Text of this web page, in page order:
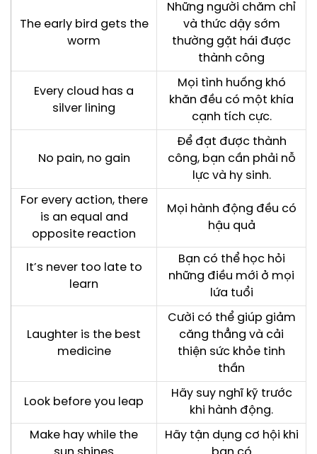
The early bird gets the
worm
Những người chăm chỉ
và thức dậy sớm
thường gặt hái được
thành công
Every cloud has a
silver lining
Mọi tình huống khó
khăn đều có một khía
cạnh tích cực.
No pain, no gain
Để đạt được thành
công, bạn cần phải nỗ
lực và hy sinh.
For every action, there
is an equal and
opposite reaction
Mọi hành động đều có
hậu quả
It’s never too late to
learn
Bạn có thể học hỏi
những điều mới ở mọi
lứa tuổi
Laughter is the best
medicine
Cười có thể giúp giảm
căng thẳng và cải
thiện sức khỏe tinh
thần
Look before you leap
Hãy suy nghĩ kỹ trước
khi hành động.
Make hay while the
Hãy tận dụng cơ hội khi